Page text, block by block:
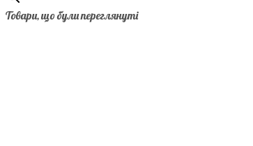
Товари, що були переглянуті